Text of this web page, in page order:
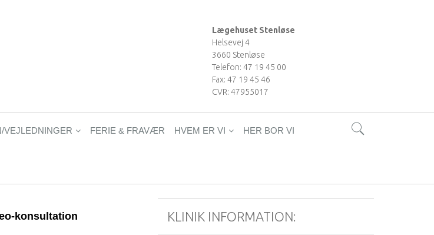
Lægehuset Stenløse
Helsevej 4
3660 Stenløse
Telefon: 47 19 45 00
Fax: 47 19 45 46
CVR: 47955017
VEJLEDNINGER FERIE & FRAVÆR HVEM ER VI HER BOR VI
konsultation KLINIK INFORMATION: